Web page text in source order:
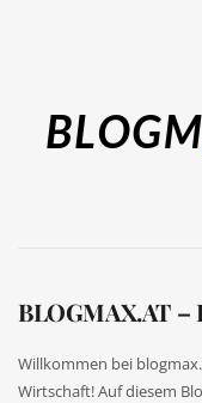
BLOGMAX.AT –
Willkommen bei
Wirtschaft! Auf diesem